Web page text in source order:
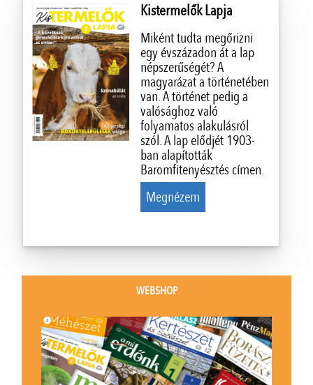
Kistermelők Lapja
Miként tudta megőrizni
egy évszázadon át a lap
népszerűségét? A
magyarázat a történetében
van. A történet pedig a
valósághoz való
folyamatos alakulásról
szól. A lap elődjét 1903-
ban alapították
Baromfitenyésztés címen.
Megnézem
WEBSHOP